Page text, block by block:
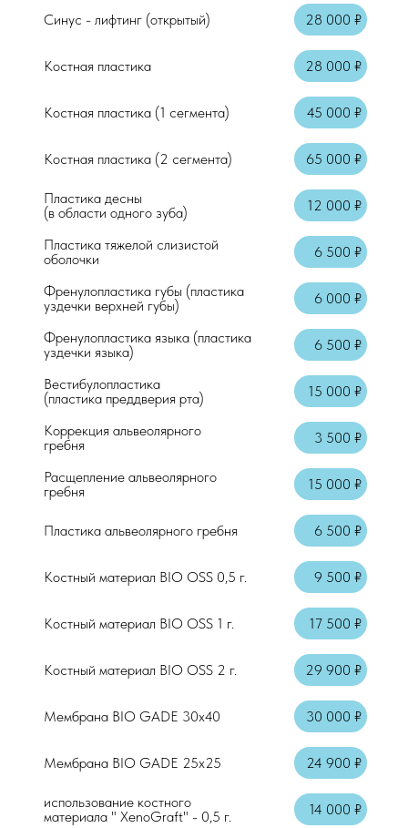
Консультация врача стоматолога-
Осмотр + справка
Аппликационная анестезия
Местная анестезия "Артикаин"
65 000 ₽
Костная пластика (2 сегмента)
12 000 ₽
Пластика десны
(в области одного зуба)
45 000 ₽
Костная пластика (1 сегмента)
15 000 ₽
Расщепление альвеолярного
гребня
28 000 ₽
Костная пластика
28 000 ₽
Синус - лифтинг (открытый)
6 500 ₽
Пластика тяжелой слизистой
оболочки
6 500 ₽
Френулопластика языка (пластика
уздечки языка)
24 900 ₽
Мембрана BIO GADE 25х25
15 000 ₽
Вестибулопластика
(пластика преддверия рта)
3 500 ₽
Коррекция альвеолярного
гребня
30 000 ₽
Мембрана BIO GADE 30х40
6 000 ₽
Френулопластика губы (пластика
уздечки верхней губы)
29 900 ₽
Костный материал BIO OSS 2 г.
17 500 ₽
Костный материал BIO OSS 1 г.
6 500 ₽
Пластика альвеолярного гребня
9 500 ₽
Костный материал BIO OSS 0,5 г.
14 000 ₽
использование костного
материала " XenoGraft" - 0,5 г.